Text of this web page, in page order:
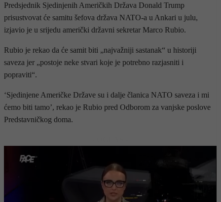
Predsjednik Sjedinjenih Američkih Država Donald Trump
prisustvovat će samitu šefova država NATO-a u Ankari u julu,
izjavio je u srijedu američki državni sekretar Marco Rubio.
Rubio je rekao da će samit biti „najvažniji sastanak“ u historiji
saveza jer „postoje neke stvari koje je potrebno razjasniti i
popraviti“.
‘Sjedinjene Američke Države su i dalje članica NATO saveza i mi
ćemo biti tamo’, rekao je Rubio pred Odborom za vanjske poslove
Predstavničkog doma.